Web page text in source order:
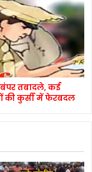
तबादले, कई
की कुर्सी में फेरबदल